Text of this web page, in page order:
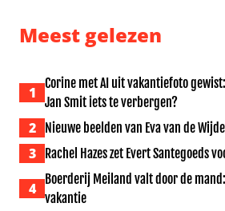
Meest gelezen
1
Corine met AI uit vakantiefoto
Jan Smit iets te verbergen?
2 Nieuwe beelden van Eva van de
3 Rachel Hazes zet Evert Santegoeds
4
Boerderij Meiland valt door de
vakantie